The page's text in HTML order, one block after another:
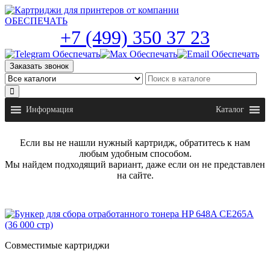
Skip
to
+7 (499) 350 37 23
Заказать звонок
Информация Каталог
Если вы не нашли нужный картридж, обратитесь к нам
любым удобным способом.
Мы найдем подходящий вариант, даже если он не представлен
на сайте.
Совместимые картриджи